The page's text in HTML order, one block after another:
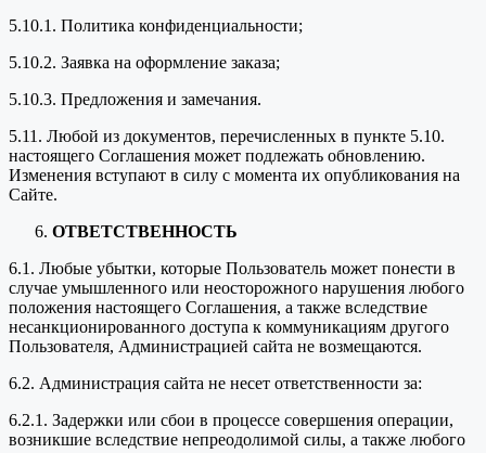
5.10.1. Политика конфиденциальности;
5.10.2. Заявка на оформление заказа;
5.10.3. Предложения и замечания.
5.11. Любой из документов, перечисленных в пункте 5.10.
настоящего Соглашения может подлежать обновлению.
Изменения вступают в силу с момента их опубликования на
Сайте.
ОТВЕТСТВЕННОСТЬ
6.1. Любые убытки, которые Пользователь может понести в
случае умышленного или неосторожного нарушения любого
положения настоящего Соглашения, а также вследствие
несанкционированного доступа к коммуникациям другого
Пользователя, Администрацией сайта не возмещаются.
6.2. Администрация сайта не несет ответственности за:
6.2.1. Задержки или сбои в процессе совершения операции,
возникшие вследствие непреодолимой силы, а также любого